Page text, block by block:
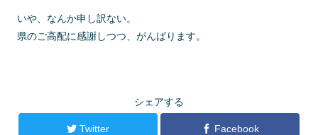
いや、なんか申し訳ない。
県のご高配に感謝しつつ、がんばります。
シェアする
Twitter Facebook